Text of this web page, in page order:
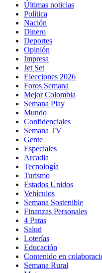
Últimas noticias
Política
Nación
Dinero
Deportes
Opinión
Impresa
Jet Set
Elecciones 2026
Foros Semana
Mejor Colombia
Semana Play
Mundo
Confidenciales
Semana TV
Gente
Especiales
Arcadia
Tecnología
Turismo
Estados Unidos
Vehículos
Semana Sostenible
Finanzas Personales
4 Patas
Salud
Loterías
Educación
Contenido en
Semana Rural